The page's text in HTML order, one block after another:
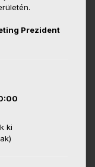
Prezident
ki